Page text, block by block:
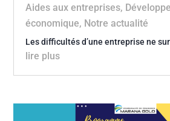
Aides aux entreprises,
économique, Notre actualité
Les difficultés d’une entreprise ne
lire plus